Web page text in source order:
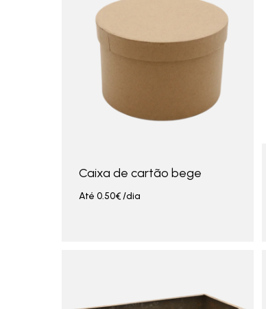
Caixa de cartão bege
Até 0.50€/dia